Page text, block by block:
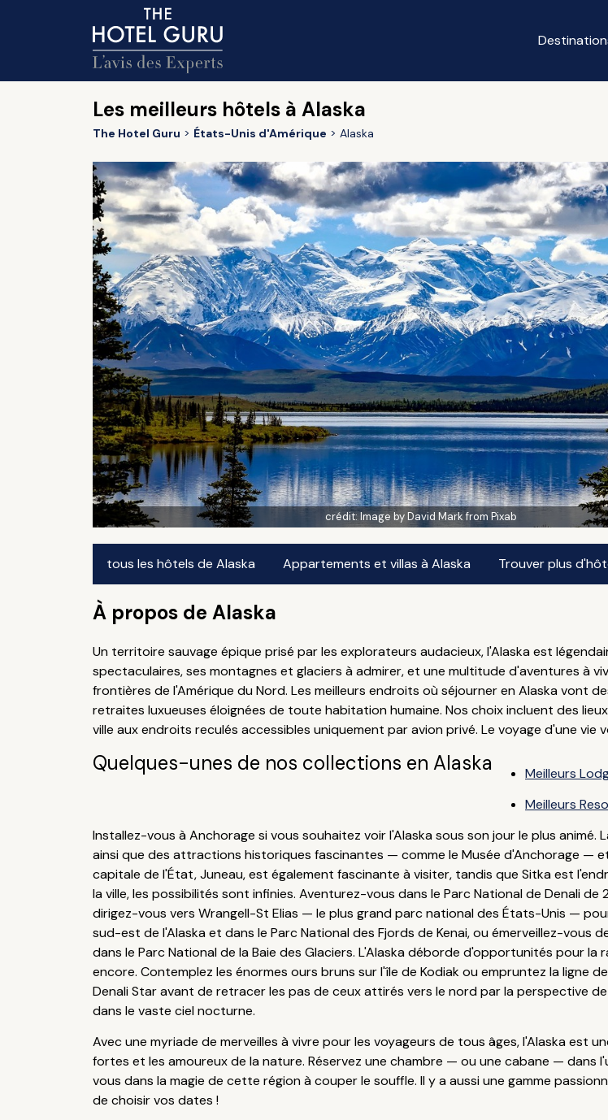
Les meilleurs hôtels à Alaska
The Hotel Guru États-Unis d'Amérique Alaska
crédit:Image by David Mark from Pixab
tous les hôtels de Alaska Appartements et villas à Alaska Trouver plus
À propos de Alaska
Un territoire sauvage épique prisé par les explorateurs audacieux, l'Alaska est
spectaculaires, ses montagnes et glaciers à admirer, et une multitude d'aventures à
frontières de l'Amérique du Nord. Les meilleurs endroits où séjourner en Alaska vont
retraites luxueuses éloignées de toute habitation humaine. Nos choix incluent des
ville aux endroits reculés accessibles uniquement par avion privé. Le voyage d'une vie
Quelques-unes de nos collections en Alaska
Meilleurs
Meilleurs
Installez-vous à Anchorage si vous souhaitez voir l'Alaska sous son jour le plus
ainsi que des attractions historiques fascinantes — comme le Musée d'Anchorage —
capitale de l'État, Juneau, est également fascinante à visiter, tandis que Sitka est
la ville, les possibilités sont infinies. Aventurez-vous dans le Parc National de Denali
dirigez-vous vers Wrangell-St Elias — le plus grand parc national des États-Unis —
sud-est de l'Alaska et dans le Parc National des Fjords de Kenai, ou émerveillez-vous
dans le Parc National de la Baie des Glaciers. L'Alaska déborde d'opportunités pour la
encore. Contemplez les énormes ours bruns sur l'île de Kodiak ou empruntez la ligne
Denali Star avant de retracer les pas de ceux attirés vers le nord par la perspective
dans le vaste ciel nocturne.
Avec une myriade de merveilles à vivre pour les voyageurs de tous âges, l'Alaska est
fortes et les amoureux de la nature. Réservez une chambre — ou une cabane — dans
vous dans la magie de cette région à couper le souffle. Il y a aussi une gamme
de choisir vos dates !